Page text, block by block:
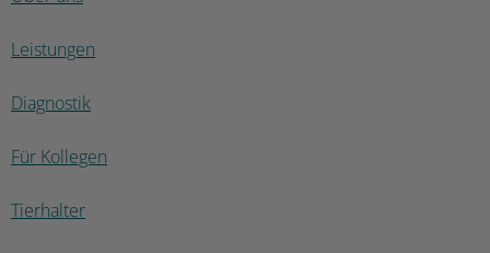
Leistungen
Diagnostik
Für Kollegen
Tierhalter